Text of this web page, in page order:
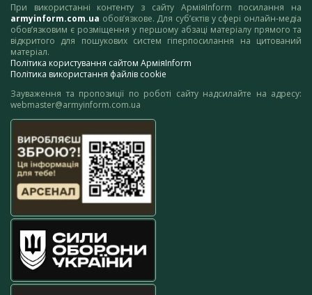
При використанні контенту з сайту АрміяInform посилання на
armyinform.com.ua обов’язкове. Для суб’єктів у сфері онлайн-медіа
обов’язковим є розміщення у першому абзаці матеріалу прямого та
відкритого для пошукових систем гіперпосилання на цитований
матеріал.
Політика користування сайтом АрміяInform
Політика використання файлів cookie
Зауваження та пропозиції по роботі сайту надсилайте на адресу:
webmaster@armyinform.com.ua